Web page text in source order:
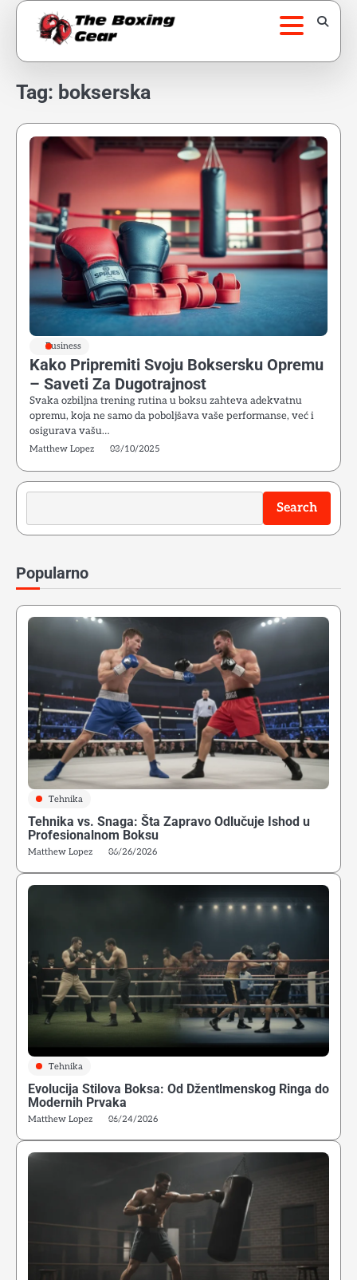
Skip
Tag: bokserska
Business
Kako Pripremiti Svoju Boksersku Opremu
– Saveti Za Dugotrajnost
Svaka ozbiljna trening rutina u boksu zahteva adekvatnu
opremu, koja ne samo da poboljšava vaše performanse, već i
osigurava vašu…
Matthew Lopez 03/10/2025
Search
Search
Popularno
Tehnika
Tehnika vs. Snaga: Šta Zapravo Odlučuje Ishod u
Profesionalnom Boksu
Matthew Lopez 06/26/2026
Tehnika
Evolucija Stilova Boksa: Od Džentlmenskog Ringa do
Modernih Prvaka
Matthew Lopez 06/24/2026